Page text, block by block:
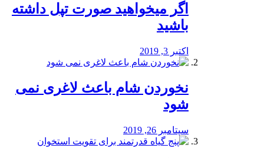
اگر میخواهید صورت تپل داشته
باشید
اکتبر 3, 2019
نخوردن شام باعث لاغری نمی
‌شود
سپتامبر 26, 2019